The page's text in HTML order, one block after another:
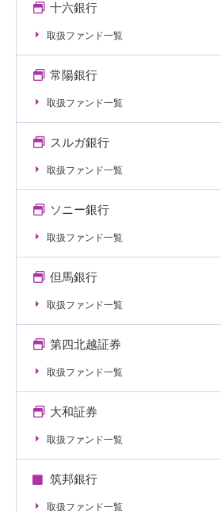
十六銀行
取扱ファンド一覧
常陽銀行
取扱ファンド一覧
スルガ銀行
取扱ファンド一覧
ソニー銀行
取扱ファンド一覧
但馬銀行
取扱ファンド一覧
第四北越証券
取扱ファンド一覧
大和証券
取扱ファンド一覧
筑邦銀行
取扱ファンド一覧